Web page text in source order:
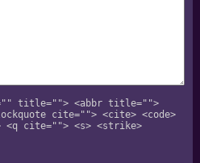
title=""> <abbr title="">
cite=""> <cite> <code>
<q cite=""> <s> <strike>